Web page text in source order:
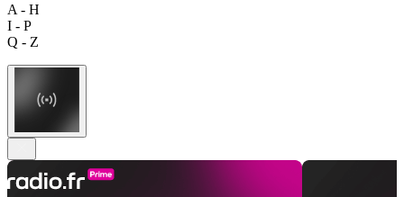
A - H
I - P
Q - Z